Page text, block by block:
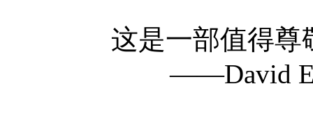
这是一部值得尊
——David